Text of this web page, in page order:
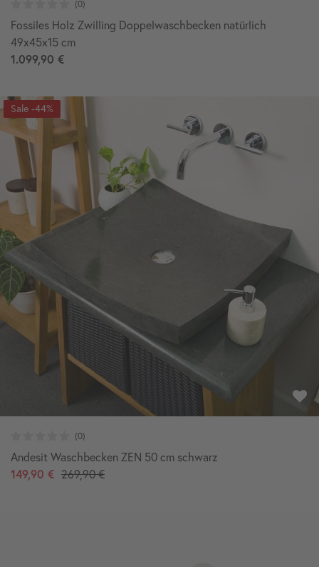
Fossiles Holz Zwilling Doppelwaschbecken natürlich
49x45x15 cm
1.099,90 €
-44%
Andesit Waschbecken ZEN 50 cm schwarz
149,90 € 269,90 €